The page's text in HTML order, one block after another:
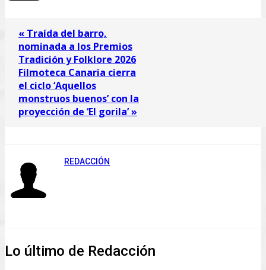
« Traída del barro,
nominada a los Premios
Tradición y Folklore 2026
Filmoteca Canaria cierra
el ciclo ‘Aquellos
monstruos buenos’ con la
proyección de ‘El gorila’ »
REDACCIÓN
Lo último de Redacción